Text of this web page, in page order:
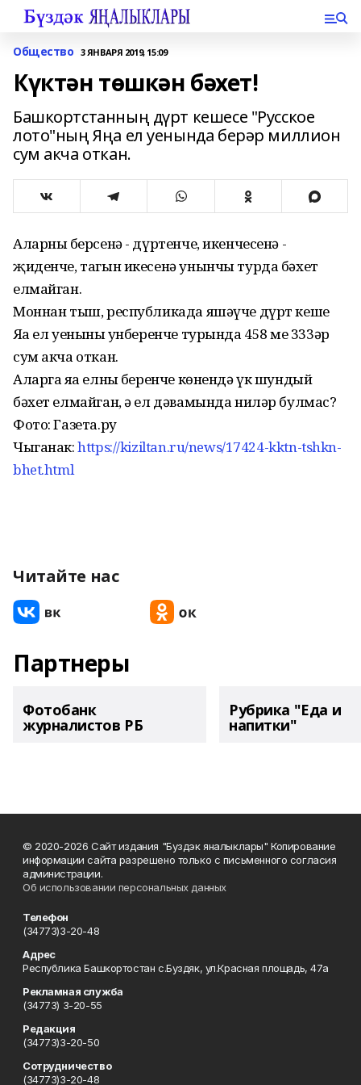
Общество 3 ЯНВАРЯ 2019, 15:09
Күктән төшкән бәхет!
Башкортстанның дүрт кешесе "Русское
лото"ның Яңа ел уенында берәр миллион
сум акча откан.
Аларның берсенә - дүртенче, икенчесенә -
җиденче, тагын икесенә унынчы турда бәхет
елмайган.
Моннан тыш, республикада яшәүче дүрт кеше
Яңа ел уенының унберенче турында 458 мең 333әр
сум акча откан.
Аларга яңа елның беренче көнендә үк шундый
бәхет елмайган, ә ел дәвамында ниләр булмас?
Фото: Газета.ру
Чыганак:https://kiziltan.ru/news/17424-kktn-tshkn-
bhet.html
Читайте нас
Партнеры
Фотобанк
журналистов РБ
Рубрика "Еда и
напитки"
© 2020-2026 Сайт издания "Буздэк яналыклары" Копирование
информации сайта разрешено только с письменного согласия
администрации.
Об использовании персональных данных
Телефон
(34773)3-20-48
Адрес
Республика Башкортостан с.Буздяк, ул.Красная площадь, 47а
Рекламная служба
(34773) 3-20-55
Редакция
(34773)3-20-50
Сотрудничество
(34773)3-20-48